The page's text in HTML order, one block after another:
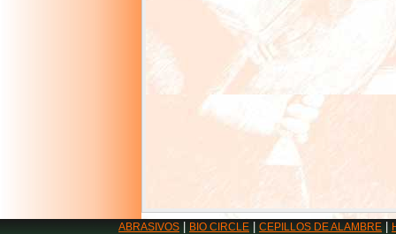
ABRASIVOS BIO CIRCLE CEPILLOS DE ALAMBRE